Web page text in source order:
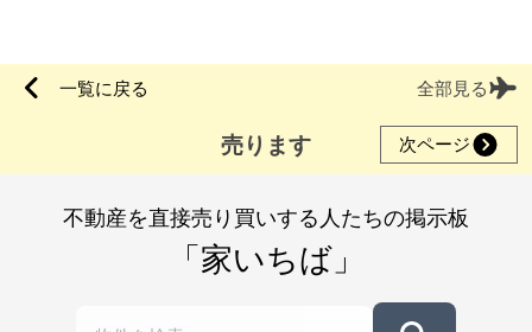
一覧に戻る 全部見る
売ります 次ページ
不動産を直接売り買いする人たちの掲示板
「家いちば」